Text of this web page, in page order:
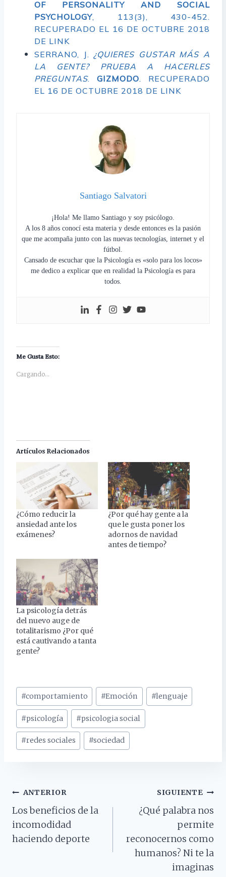
OF PERSONALITY AND SOCIAL
PSYCHOLOGY, 113(3), 430-452.
RECUPERADO EL 16 DE OCTUBRE 2018
DE LINK
SERRANO, J.¿QUIERES GUSTAR MÁS A
LA GENTE? PRUEBA A HACERLES
PREGUNTAS. GIZMODO. RECUPERADO
EL 16 DE OCTUBRE 2018 DE LINK
Santiago Salvatori
¡Hola! Me llamo Santiago y soy psicólogo.
A los 8 años conocí esta materia y desde entonces es la pasión
que me acompaña junto con las nuevas tecnologías, internet y el
fútbol.
Cansado de escuchar que la Psicología es «solo para los locos»
me dedico a explicar que en realidad la Psicología es para
todos.
Me Gusta Esto:
Cargando...
Artículos Relacionados
¿Cómo reducir la
ansiedad ante los
exámenes?
¿Por qué hay gente a la
que le gusta poner los
adornos de navidad
antes de tiempo?
La psicología detrás
del nuevo auge de
totalitarismo ¿Por qué
está cautivando a tanta
gente?
Etiquetas
de
la
entrada:
#comportamiento #Emoción #lenguaje
#psicología #psicologia social
#redes sociales #sociedad
Navegación
De
Entradas
ANTERIOR
Los beneficios de la
incomodidad
haciendo deporte
SIGUIENTE
¿Qué palabra nos
permite
reconocernos como
humanos? Ni te la
imaginas